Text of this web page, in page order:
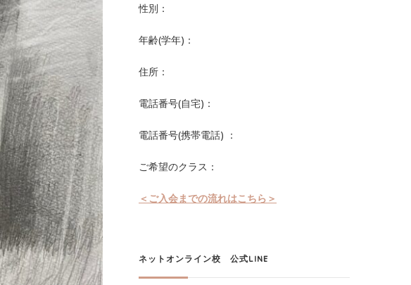
性別：
年齢(学年)：
住所：
電話番号(自宅)：
電話番号(携帯電話) ：
ご希望のクラス：
＜ご入会までの流れはこちら＞
ネットオンライン校 公式LINE